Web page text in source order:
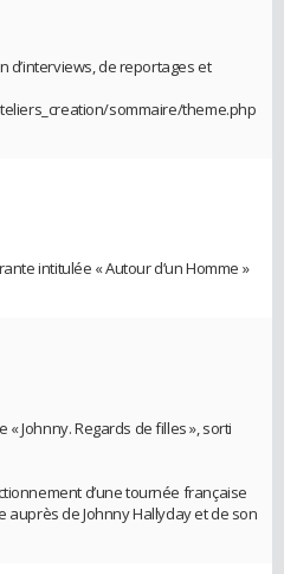
d’interviews, de reportages et
sommaire/theme.php
intitulée « Autour d’un Homme »
Johnny. Regards de filles », sorti
d’une tournée française
de Johnny Hallyday et de son